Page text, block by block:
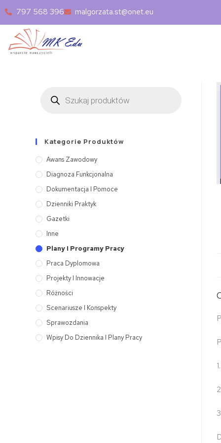
797 568 396 malgorzata.st@onet.eu
Kategorie Produktów
Awans Zawodowy
Diagnoza Funkcjonalna
Dokumentacja I Pomoce
Dzienniki Praktyk
Gazetki
Inne
Plany I Programy Pracy
Praca Dyplomowa
Projekty I Innowacje
Różności
Scenariusze I Konspekty
Sprawozdania
Wpisy Do Dziennika I Plany Pracy